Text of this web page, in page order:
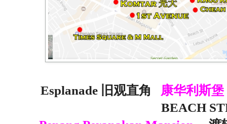
Esplanade 旧观直角 康华利斯
BEACH